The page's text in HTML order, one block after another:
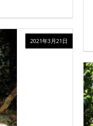
2021年3月21日